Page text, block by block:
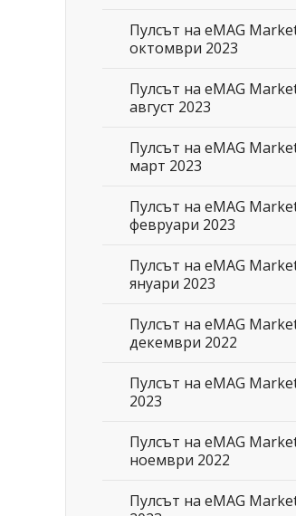
Пулсът на eMAG
октомври 2023
Пулсът на eMAG
август 2023
Пулсът на eMAG
март 2023
Пулсът на eMAG
февруари 2023
Пулсът на eMAG
януари 2023
Пулсът на eMAG
декември 2022
Пулсът на eMAG
2023
Пулсът на eMAG
ноември 2022
Пулсът на eMAG